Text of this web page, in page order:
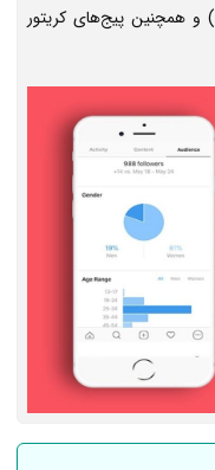
پیج‌های کسب و کار (business account) و همچنین پیج‌های کریتور